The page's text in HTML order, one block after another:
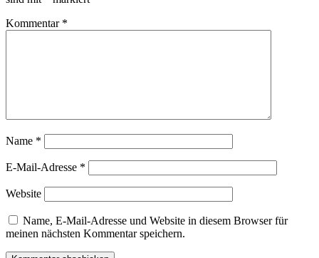
Kommentar *
Name *
E-Mail-Adresse *
Website
Name, E-Mail-Adresse und Website in diesem Browser für
meinen nächsten Kommentar speichern.